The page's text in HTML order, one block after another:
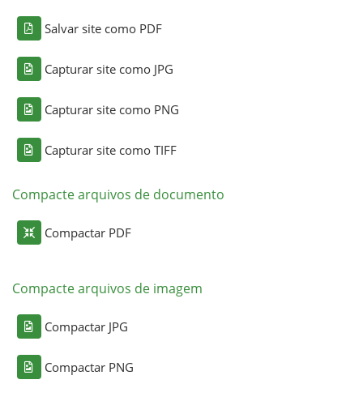
Salvar site como PDF
Capturar site como JPG
Capturar site como PNG
Capturar site como TIFF
Compacte arquivos de documento
Compactar PDF
Compacte arquivos de imagem
Compactar JPG
Compactar PNG